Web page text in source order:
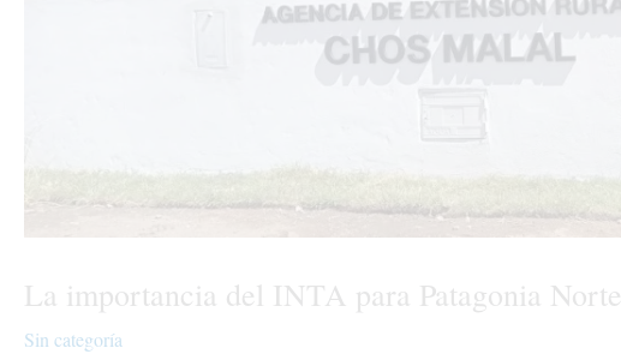
La importancia del INTA para Patagonia Norte
Sin categoría